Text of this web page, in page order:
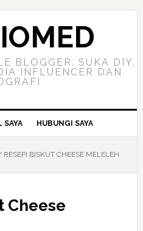
BLOGGER. SUKA DIY,
INFLUENCER DAN
SAYA HUBUNGI SAYA
RESEPI BISKUT CHEESE MELELEH
Cheese